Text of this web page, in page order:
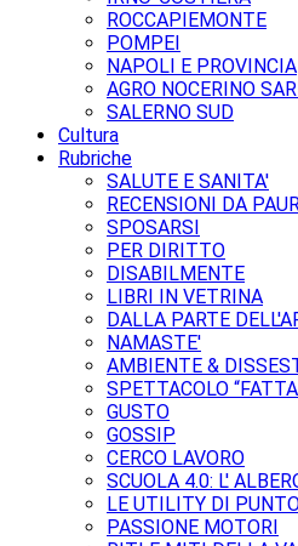
ROCCAPIEMONTE
POMPEI
NAPOLI E PROVINCIA
AGRO NOCERINO
SALERNO SUD
Cultura
Rubriche
SALUTE E SANITA'
RECENSIONI DA
SPOSARSI
PER DIRITTO
DISABILMENTE
LIBRI IN VETRINA
DALLA PARTE
NAMASTE'
AMBIENTE &
SPETTACOLO
GUSTO
GOSSIP
CERCO LAVORO
SCUOLA 4.0: L'
LE UTILITY DI
PASSIONE MOTORI